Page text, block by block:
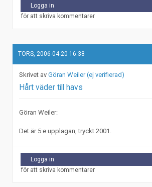
Logga in
för att skriva kommentarer
TORS, 2006-04-20 16:38
Göran Weiler (ej verifierad)
Hårt väder till havs
Göran Weiler:
Det är 5:e upplagan, tryckt 2001.
Logga in
för att skriva kommentarer